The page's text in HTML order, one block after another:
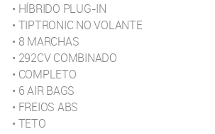
• HÍBRIDO PLUG-IN
• TIPTRONIC NO VOLANTE
• 8 MARCHAS
• 292CV COMBINADO
• COMPLETO
• 6 AIR BAGS
• FREIOS ABS
• TETO